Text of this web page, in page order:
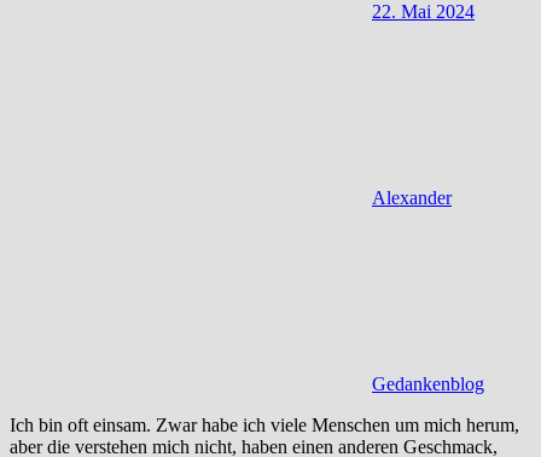
22. Mai 2024
Alexander
Gedankenblog
Ich bin oft einsam. Zwar habe ich viele Menschen um mich herum,
aber die verstehen mich nicht, haben einen anderen Geschmack,